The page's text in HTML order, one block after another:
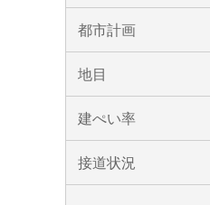
都市計画
地目
建ぺい率
接道状況